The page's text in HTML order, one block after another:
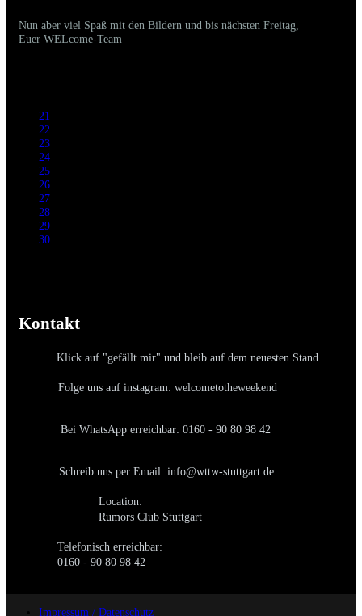
Nun aber viel Spaß mit den Bildern und bis nächsten Freitag,
Euer WELcome-Team
21
22
23
24
25
26
27
28
29
30
Kontakt
Klick auf "gefällt mir" und bleib auf dem neuesten Stand
Folge uns auf instagram: welcometotheweekend
Bei WhatsApp erreichbar: 0160 - 90 80 98 42
Schreib uns per Email: info@wttw-stuttgart.de
Location:
Rumors Club Stuttgart
Telefonisch erreichbar:
0160 - 90 80 98 42
Impressum / Datenschutz